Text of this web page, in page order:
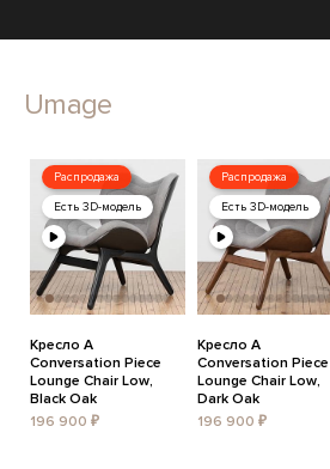
Umage
Распродажа
Есть 3D-модель
Кресло A
Conversation Piece
Lounge Chair Low,
Black Oak
196 900 ₽
Распродажа
Есть 3D-модель
Кресло A
Conversation Piece
Lounge Chair Low,
Dark Oak
196 900 ₽